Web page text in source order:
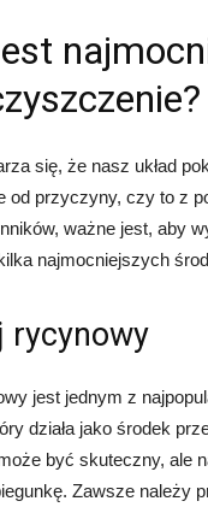
się, że nasz układ
od przyczyny, czy to z
ważne jest, aby
najmocniejszych
rycynowy
jest jednym z
działa jako środek
być skuteczny, ale
Zawsze należy